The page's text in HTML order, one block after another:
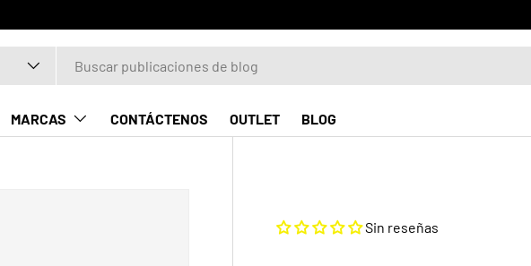
MARCAS CONTÁCTENOS OUTLET BLOG
Sin reseñas